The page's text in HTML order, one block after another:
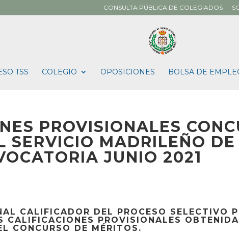
CONSULTA PÚBLICA DE COLEGIADOS
TSS COLEGIO OPOSICIONES BOLSA DE
PROVISIONALES
SERVICIO MADRILEÑO DE
JUNIO 2021
CALIFICADOR DEL PROCESO SELECTIVO
CALIFICACIONES PROVISIONALES
CONCURSO DE MÉRITOS.